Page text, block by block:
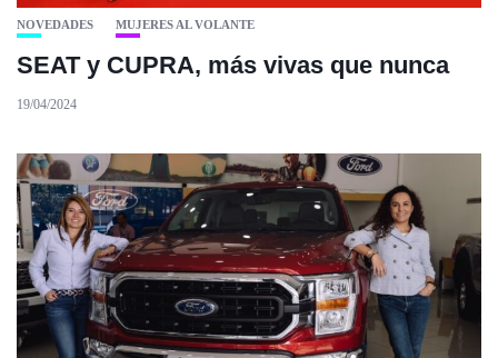
NOVEDADES MUJERES AL VOLANTE
SEAT y CUPRA, más vivas que nunca
19/04/2024